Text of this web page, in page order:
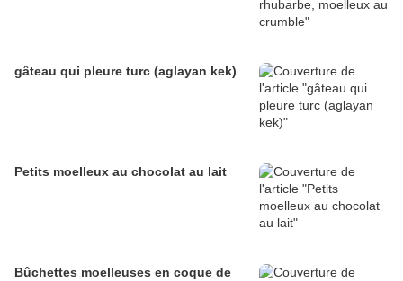
gâteau qui pleure turc (aglayan kek)
Petits moelleux au chocolat au lait
Bûchettes moelleuses en coque de